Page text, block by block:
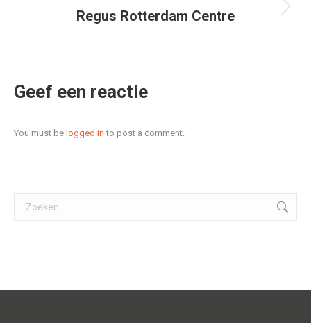
Next
Regus Rotterdam Centre
Geef een reactie
You must be logged in to post a comment.
Search: